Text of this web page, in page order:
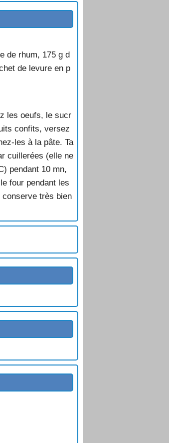
de rhum, 175 g d
de levure en p
les oeufs, le sucr
confits, versez
les à la pâte. Ta
cuillerées (elle ne
pendant 10 mn,
four pendant les
très bien